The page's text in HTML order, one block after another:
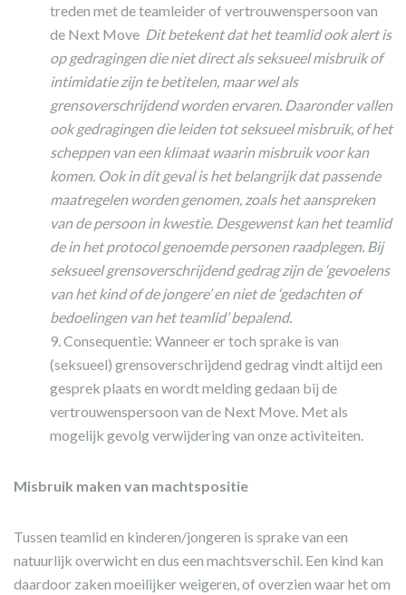
treden met de teamleider of vertrouwenspersoon van
de Next Move Dit betekent dat het teamlid ook alert is
op gedragingen die niet direct als seksueel misbruik of
intimidatie zijn te betitelen, maar wel als
grensoverschrijdend worden ervaren. Daaronder vallen
ook gedragingen die leiden tot seksueel misbruik, of het
scheppen van een klimaat waarin misbruik voor kan
komen. Ook in dit geval is het belangrijk dat passende
maatregelen worden genomen, zoals het aanspreken
van de persoon in kwestie. Desgewenst kan het teamlid
de in het protocol genoemde personen raadplegen. Bij
seksueel grensoverschrijdend gedrag zijn de ‘gevoelens
van het kind of de jongere’ en niet de ‘gedachten of
bedoelingen van het teamlid’ bepalend.
Consequentie: Wanneer er toch sprake is van
(seksueel) grensoverschrijdend gedrag vindt altijd een
gesprek plaats en wordt melding gedaan bij de
vertrouwenspersoon van de Next Move. Met als
mogelijk gevolg verwijdering van onze activiteiten.
Misbruik maken van machtspositie
Tussen teamlid en kinderen/jongeren is sprake van een
natuurlijk overwicht en dus een machtsverschil. Een kind kan
daardoor zaken moeilijker weigeren, of overzien waar het om